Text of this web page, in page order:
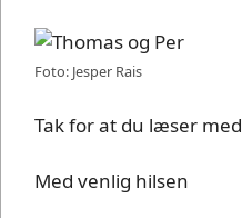
Foto: Jesper Rais
Tak for at du læser med
Med venlig hilsen